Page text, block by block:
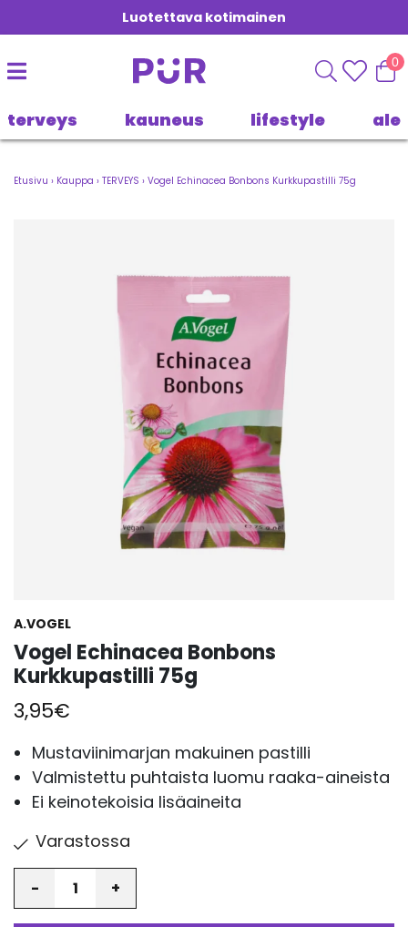
Luotettava kotimainen
0
terveys kauneus lifestyle ale
Etusivu › Kauppa › TERVEYS › Vogel Echinacea Bonbons Kurkkupastilli 75g
A.VOGEL
Vogel Echinacea Bonbons
Kurkkupastilli 75g
3,95€
Mustaviinimarjan makuinen pastilli
Valmistettu puhtaista luomu raaka-aineista
Ei keinotekoisia lisäaineita
Varastossa